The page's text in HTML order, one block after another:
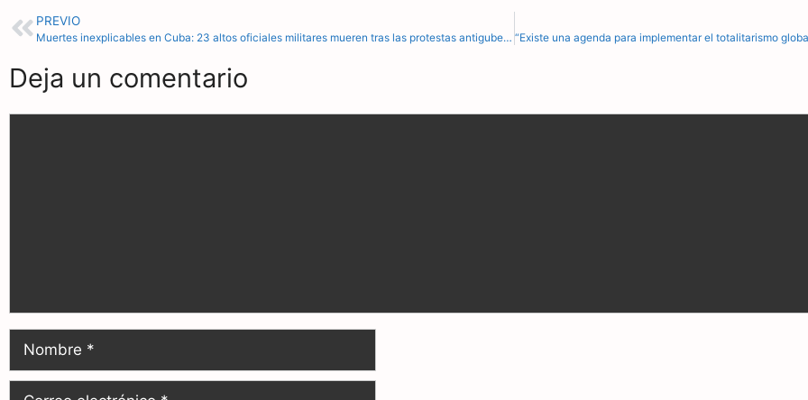
c
b
g
s
PREVIO
Muertes inexplicables en Cuba: 23 altos oficiales militares mueren tras las protestas antigubernamentales
Deja un comentario